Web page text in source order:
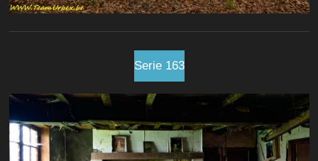
Serie 163